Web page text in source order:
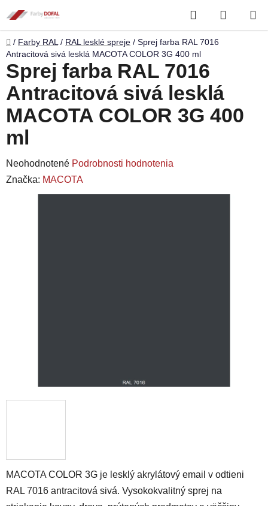
na
obsah
Hľadať
KOŠÍK
Domov
/ Farby RAL / RAL lesklé spreje / Sprej farba RAL 7016
Antracitová sivá lesklá MACOTA COLOR 3G 400 ml
MACOTA COLOR 3G je lesklý akrylátový email v odtieni
RAL 7016 antracitová sivá. Vysokokvalitný sprej na
Sprej farba RAL 7016
Antracitová sivá lesklá
MACOTA COLOR 3G 400
ml
Priemerné
hodnotenie
produktu
Neohodnotené Podrobnosti hodnotenia
Značka: MACOTA